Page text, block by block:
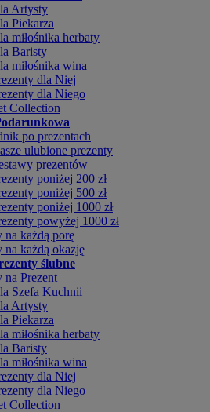
Artysty
Piekarza
miłośnika herbaty
Baristy
miłośnika wina
dla Niej
dla Niego
Collection
po prezentach
ulubione prezenty
prezentów
poniżej 200 zł
poniżej 500 zł
poniżej 1000 zł
powyżej 1000 zł
na każdą porę
na każdą okazję
ślubne
na Prezent
Szefa Kuchnii
Artysty
Piekarza
miłośnika herbaty
Baristy
miłośnika wina
dla Niej
dla Niego
Collection